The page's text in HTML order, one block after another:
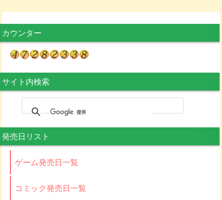
カウンター
サイト内検索
発売日リスト
ゲーム発売日一覧
コミック発売日一覧